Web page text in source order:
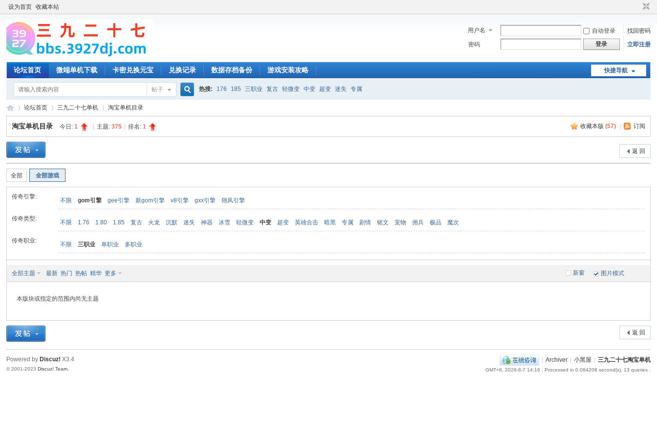
设为首页 收藏本站
用户名 自动登录
找回密码
密码
登录 立即注册
快捷导航
论坛首页 微端单机下载 卡密兑换元宝 兑换记录 数据存档备份 游戏安装攻略
帖子 热搜: 176 185 三职业 复古 轻微变 中变 超变 迷失 专属
»
论坛首页 三九二十七单机 淘宝单机目录
收藏本版 (57) 订阅
淘宝单机目录 今日:1 主题:375 排名:1
返 回
全部 全部游戏
传奇引擎:
不限 gom引擎 gee引擎 新gom引擎 v8引擎 gxx引擎 翎风引擎
传奇类型:
不限 1.76 1.80 1.85 复古 火龙 沉默 迷失 神器 冰雪 轻微变 中变 超变 英雄合击 暗黑 专属 剧情 铭文 宠物 佣兵 极品 魔次
传奇职业:
不限 三职业 单职业 多职业
新窗
全部主题 最新 热门 热帖 精华 更多 图片模式
本版块或指定的范围内尚无主题
返 回
| Archiver | 小黑屋 | 三九二十七淘宝单机
GMT+8, 2026-8-7 14:16 , Processed in 0.084208 second(s), 13 queries .
Powered by Discuz! X3.4
© 2001-2023Discuz! Team